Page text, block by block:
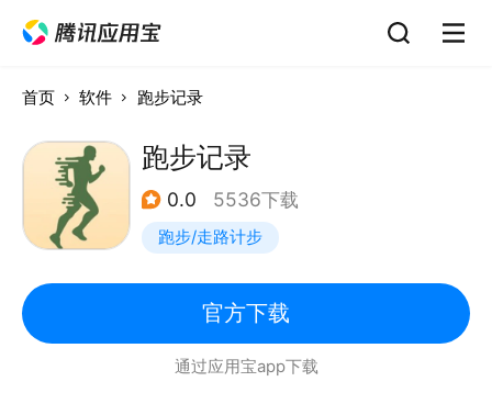
首页 软件 跑步记录
跑步记录
0.0 5536下载
跑步/走路计步
官方下载
通过应用宝app下载